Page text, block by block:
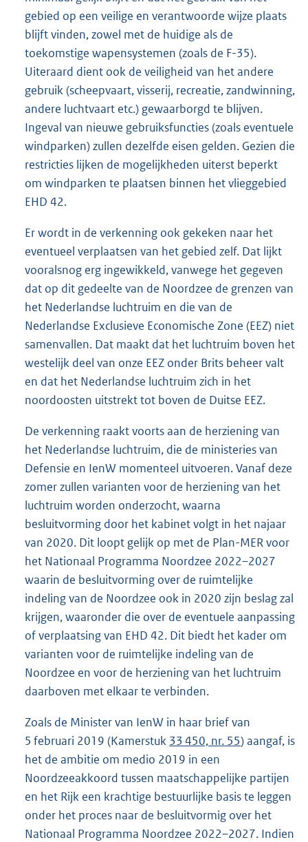
gebied op een veilige en verantwoorde wijze plaats
blijft vinden, zowel met de huidige als de
toekomstige wapensystemen (zoals de F-35).
Uiteraard dient ook de veiligheid van het andere
gebruik (scheepvaart, visserij, recreatie, zandwinning,
andere luchtvaart etc.) gewaarborgd te blijven.
Ingeval van nieuwe gebruiksfuncties (zoals eventuele
windparken) zullen dezelfde eisen gelden. Gezien die
restricties lijken de mogelijkheden uiterst beperkt
om windparken te plaatsen binnen het vlieggebied
EHD 42.
Er wordt in de verkenning ook gekeken naar het
eventueel verplaatsen van het gebied zelf. Dat lijkt
vooralsnog erg ingewikkeld, vanwege het gegeven
dat op dit gedeelte van de Noordzee de grenzen van
het Nederlandse luchtruim en die van de
Nederlandse Exclusieve Economische Zone (EEZ) niet
samenvallen. Dat maakt dat het luchtruim boven het
westelijk deel van onze EEZ onder Brits beheer valt
en dat het Nederlandse luchtruim zich in het
noordoosten uitstrekt tot boven de Duitse EEZ.
De verkenning raakt voorts aan de herziening van
het Nederlandse luchtruim, die de ministeries van
Defensie en IenW momenteel uitvoeren. Vanaf deze
zomer zullen varianten voor de herziening van het
luchtruim worden onderzocht, waarna
besluitvorming door het kabinet volgt in het najaar
van 2020. Dit loopt gelijk op met de Plan-MER voor
het Nationaal Programma Noordzee 2022–2027
waarin de besluitvorming over de ruimtelijke
indeling van de Noordzee ook in 2020 zijn beslag zal
krijgen, waaronder die over de eventuele aanpassing
of verplaatsing van EHD 42. Dit biedt het kader om
varianten voor de ruimtelijke indeling van de
Noordzee en voor de herziening van het luchtruim
daarboven met elkaar te verbinden.
Zoals de Minister van IenW in haar brief van
5 februari 2019 (Kamerstuk 33 450, nr. 55) aangaf, is
het de ambitie om medio 2019 in een
Noordzeeakkoord tussen maatschappelijke partijen
en het Rijk een krachtige bestuurlijke basis te leggen
onder het proces naar de besluitvormig over het
Nationaal Programma Noordzee 2022–2027. Indien